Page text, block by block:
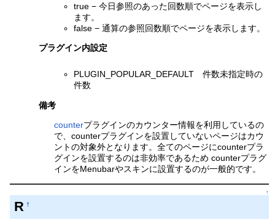
true − 今日参照のあった回数順でページを表示し
ます。
false − 通算の参照回数順でページを表示します。
プラグイン内設定
PLUGIN_POPULAR_DEFAULT 件数未指定時の
件数
備考
counterプラグインのカウンター情報を利用しているの
で、counterプラグインを設置していないページはカウ
ントの対象外となります。全てのページにcounterプラ
グインを設置するのは非効率であるため counterプラグ
インをMenubarやスキンに設置するのが一般的です。
↑
R †